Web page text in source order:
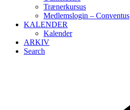
Trænerkursus
Medlemslogin – Conventus
KALENDER
Kalender
ARKIV
Search